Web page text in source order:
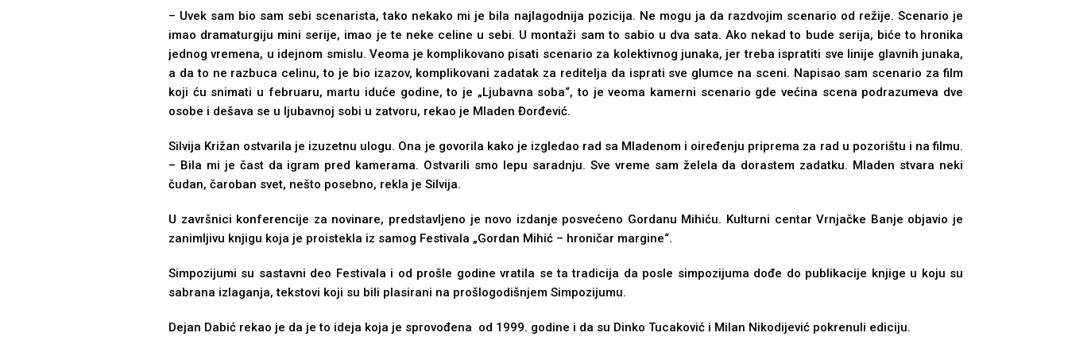
– Uvek sam bio sam sebi scenarista, tako nekako mi je bila najlagodnija pozicija. Ne mogu ja da razdvojim scenario od režije. Scenario je
imao dramaturgiju mini serije, imao je te neke celine u sebi. U montaži sam to sabio u dva sata. Ako nekad to bude serija, biće to hronika
jednog vremena, u idejnom smislu. Veoma je komplikovano pisati scenario za kolektivnog junaka, jer treba ispratiti sve linije glavnih junaka,
a da to ne razbuca celinu, to je bio izazov, komplikovani zadatak za reditelјa da isprati sve glumce na sceni. Napisao sam scenario za film
koji ću snimati u februaru, martu iduće godine, to je „Ljubavna soba“, to je veoma kamerni scenario gde većina scena podrazumeva dve
osobe i dešava se u lјubavnoj sobi u zatvoru, rekao je Mladen Đorđević.
Silvija Križan ostvarila je izuzetnu ulogu. Ona je govorila kako je izgledao rad sa Mladenom i oiređenju priprema za rad u pozorištu i na filmu.
– Bila mi je čast da igram pred kamerama. Ostvarili smo lepu saradnju. Sve vreme sam želela da dorastem zadatku. Mladen stvara neki
čudan, čaroban svet, nešto posebno, rekla je Silvija.
U završnici konferencije za novinare, predstavlјeno je novo izdanje posvećeno Gordanu Mihiću. Kulturni centar Vrnjačke Banje objavio je
zanimlјivu knjigu koja je proistekla iz samog Festivala „Gordan Mihić – hroničar margine“.
Simpozijumi su sastavni deo Festivala i od prošle godine vratila se ta tradicija da posle simpozijuma dođe do publikacije knjige u koju su
sabrana izlaganja, tekstovi koji su bili plasirani na prošlogodišnjem Simpozijumu.
Dejan Dabić rekao je da je to ideja koja je sprovođena od 1999. godine i da su Dinko Tucaković i Milan Nikodijević pokrenuli ediciju.